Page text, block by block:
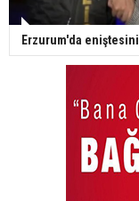
Erzurum'da